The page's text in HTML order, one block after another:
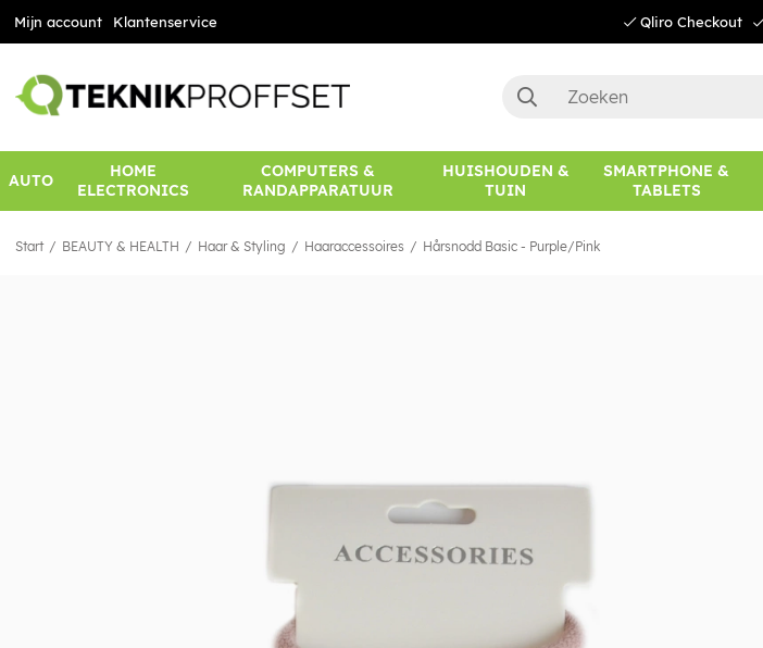
Mijn account Klantenservice Qliro Checkout
AUTO
HOME
ELECTRONICS
COMPUTERS &
RANDAPPARATUUR
HUISHOUDEN &
TUIN
SMARTPHONE &
TABLETS
Start BEAUTY & HEALTH Haar & Styling Haaraccessoires Hårsnodd Basic - Purple/Pink